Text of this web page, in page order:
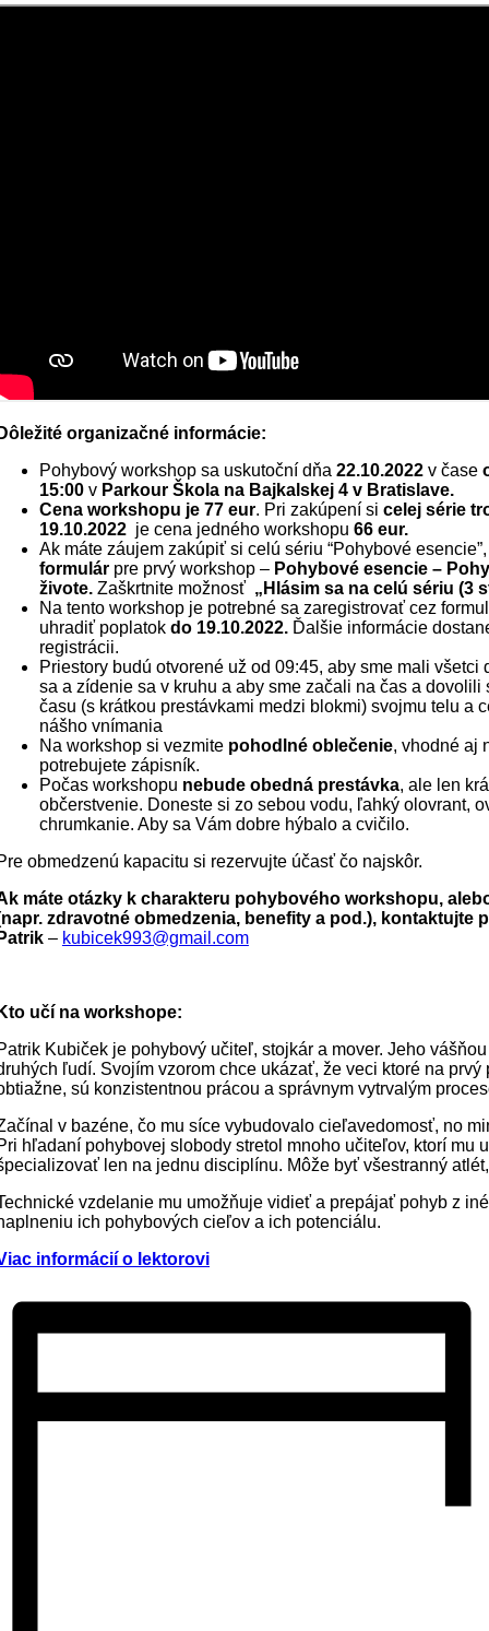
organizačné informácie:
Pohybový workshop sa uskutoční dňa 22.10.2022v čase
15:00vParkour Škola na Bajkalskej 4 v Bratislave.
Cena workshopu je 77 eur. Pri zakúpení si celej série
19.10.2022je cena jedného workshopu 66 eur.
Ak máte záujem zakúpiť si celú sériu “Pohybové
formulár pre prvý workshop – Pohybové esencie –
živote. Zaškrtnite možnosť „Hlásim sa na celú sériu (3
Na tento workshop je potrebné sa zaregistrovať cez
uhradiť poplatok do 19.10.2022. Ďalšie informácie
registrácii.
Priestory budú otvorené už od 09:45, aby sme mali
sa a zídenie sa v kruhu a aby sme začali na čas a
času (s krátkou prestávkami medzi blokmi) svojmu telu a
nášho vnímania
Na workshop si vezmite pohodlné oblečenie, vhodné aj
potrebujete zápisník.
Počas workshopu nebude obedná prestávka, ale len
občerstvenie. Doneste si zo sebou vodu, ľahký olovrant,
chrumkanie. Aby sa Vám dobre hýbalo a cvičilo.
obmedzenú kapacitu si rezervujte účasť čo najskôr.
máte otázky k charakteru pohybového workshopu,
zdravotné obmedzenia, benefity a pod.), kontaktujte
– kubicek993@gmail.com
učí na workshope:
Kubiček je pohybový učiteľ, stojkár a mover. Jeho
ľudí. Svojím vzorom chce ukázať, že veci ktoré na
sú konzistentnou prácou a správnym vytrvalým
v bazéne, čo mu síce vybudovalo cieľavedomosť, no
hľadaní pohybovej slobody stretol mnoho učiteľov, ktorí mu
len na jednu disciplínu. Môže byť všestranný
vzdelanie mu umožňuje vidieť a prepájať pohyb z
ich pohybových cieľov a ich potenciálu.
informácií o lektorovi